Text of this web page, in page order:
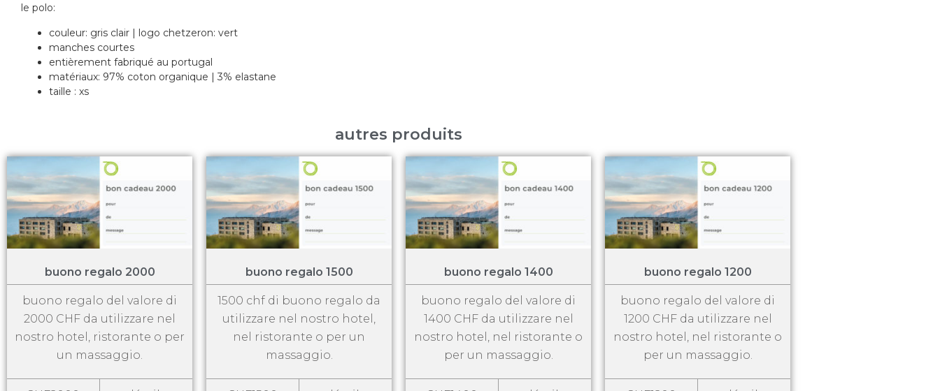
le polo:
couleur: gris clair | logo chetzeron: vert
manches courtes
entièrement fabriqué au portugal
matériaux: 97% coton organique | 3% elastane
taille : xs
autres produits
buono regalo 2000
buono regalo del valore di
2000 CHF da utilizzare nel
nostro hotel, ristorante o per
un massaggio.
buono regalo 1500
1500 chf di buono regalo da
utilizzare nel nostro hotel,
nel ristorante o per un
massaggio.
buono regalo 1400
buono regalo del valore di
1400 CHF da utilizzare nel
nostro hotel, nel ristorante o
per un massaggio.
buono regalo 1200
buono regalo del valore di
1200 CHF da utilizzare nel
nostro hotel, nel ristorante o
per un massaggio.